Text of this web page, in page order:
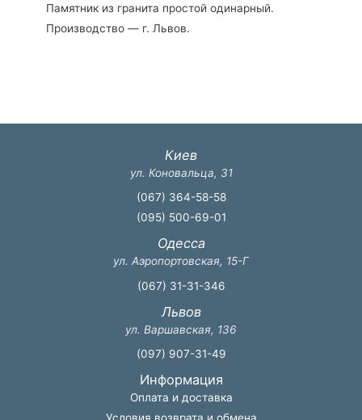
Памятник из гранита простой одинарный.
Производство — г. Львов.
Киев
ул. Коновальца, 31
(067) 364-58-58
(095) 500-69-01
Одесса
ул. Аэропортовская, 15-Г
(067) 31-31-346
Львов
ул. Варшавская, 136
(097) 907-31-49
Информация
Оплата и доставка